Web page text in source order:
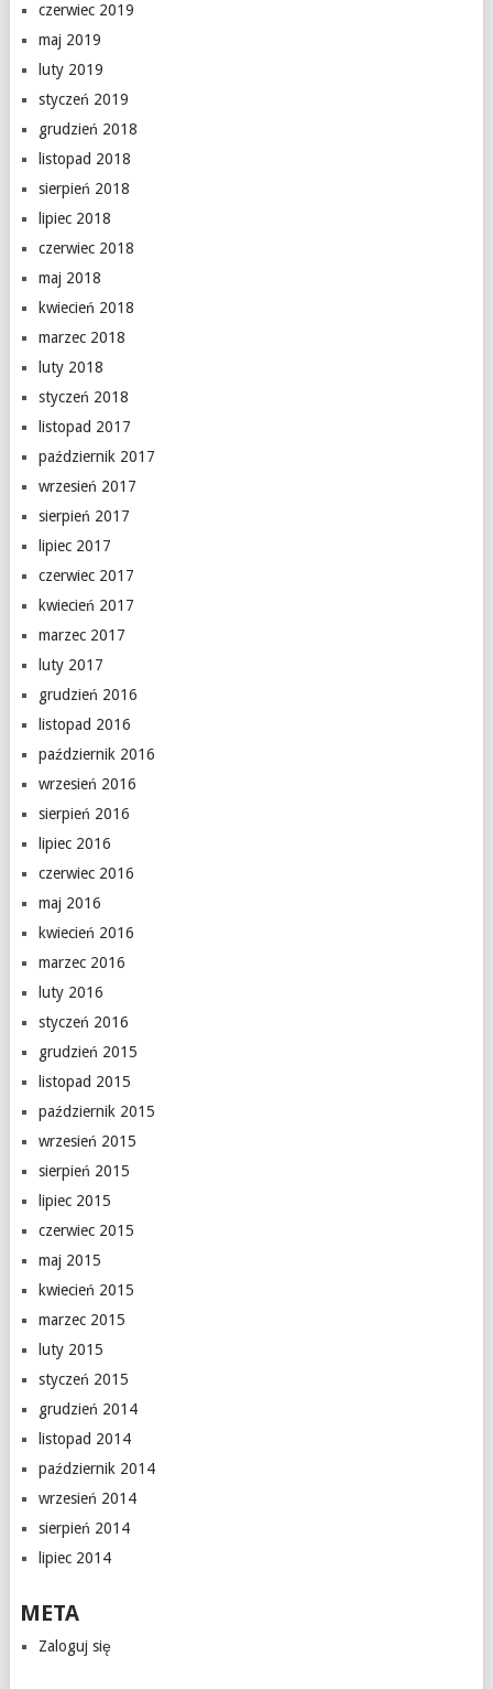
czerwiec 2019
maj 2019
luty 2019
styczeń 2019
grudzień 2018
listopad 2018
sierpień 2018
lipiec 2018
czerwiec 2018
maj 2018
kwiecień 2018
marzec 2018
luty 2018
styczeń 2018
listopad 2017
październik 2017
wrzesień 2017
sierpień 2017
lipiec 2017
czerwiec 2017
kwiecień 2017
marzec 2017
luty 2017
grudzień 2016
listopad 2016
październik 2016
wrzesień 2016
sierpień 2016
lipiec 2016
czerwiec 2016
maj 2016
kwiecień 2016
marzec 2016
luty 2016
styczeń 2016
grudzień 2015
listopad 2015
październik 2015
wrzesień 2015
sierpień 2015
lipiec 2015
czerwiec 2015
maj 2015
kwiecień 2015
marzec 2015
luty 2015
styczeń 2015
grudzień 2014
listopad 2014
październik 2014
wrzesień 2014
sierpień 2014
lipiec 2014
META
Zaloguj się